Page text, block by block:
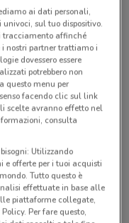
ai dati personali,
sul tuo dispositivo.
tracciamento affinché
nostri partner trattiamo i
dovessero essere
potrebbero non
questo menu per
facendo clic sul link
scelte avranno effetto nel
consulta
Utilizzando
e offerte per i tuoi acquisti
Tutto questo è
effettuate in base alle
piattaforme collegate,
Per fare questo,